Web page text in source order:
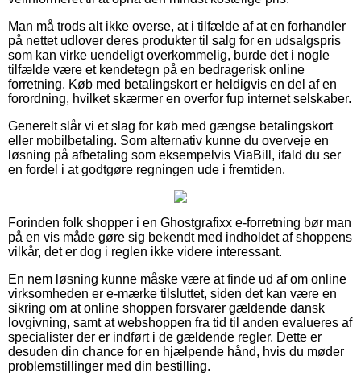
Man må trods alt ikke overse, at i tilfælde af at en forhandler
på nettet udlover deres produkter til salg for en udsalgspris
som kan virke uendeligt overkommelig, burde det i nogle
tilfælde være et kendetegn på en bedragerisk online
forretning. Køb med betalingskort er heldigvis en del af en
forordning, hvilket skærmer en overfor fup internet selskaber.
Generelt slår vi et slag for køb med gængse betalingskort
eller mobilbetaling. Som alternativ kunne du overveje en
løsning på afbetaling som eksempelvis ViaBill, ifald du ser
en fordel i at godtgøre regningen ude i fremtiden.
Forinden folk shopper i en Ghostgrafixx e-forretning bør man
på en vis måde gøre sig bekendt med indholdet af shoppens
vilkår, det er dog i reglen ikke videre interessant.
En nem løsning kunne måske være at finde ud af om online
virksomheden er e-mærke tilsluttet, siden det kan være en
sikring om at online shoppen forsvarer gældende dansk
lovgivning, samt at webshoppen fra tid til anden evalueres af
specialister der er indført i de gældende regler. Dette er
desuden din chance for en hjælpende hånd, hvis du møder
problemstillinger med din bestilling.